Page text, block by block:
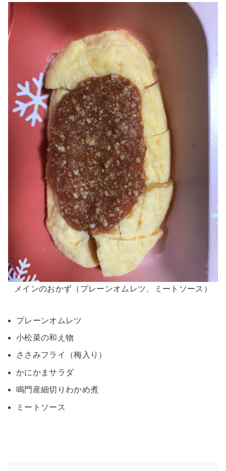
メインのおかず（プレーンオムレツ、ミートソース）
プレーンオムレツ
小松菜の和え物
ささみフライ（梅入り）
かにかまサラダ
鳴門産細切りわかめ煮
ミートソース